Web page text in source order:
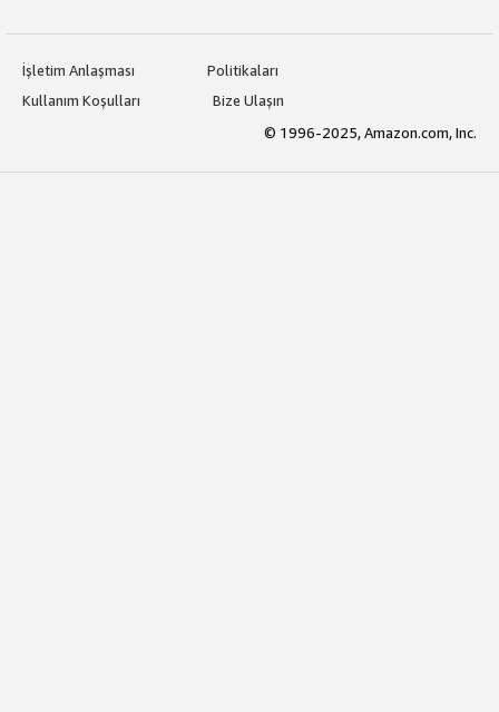
İşletim Anlaşması
Politikaları
Kullanım Koşulları
Bize Ulaşın
© 1996-2025, Amazon.com, Inc.